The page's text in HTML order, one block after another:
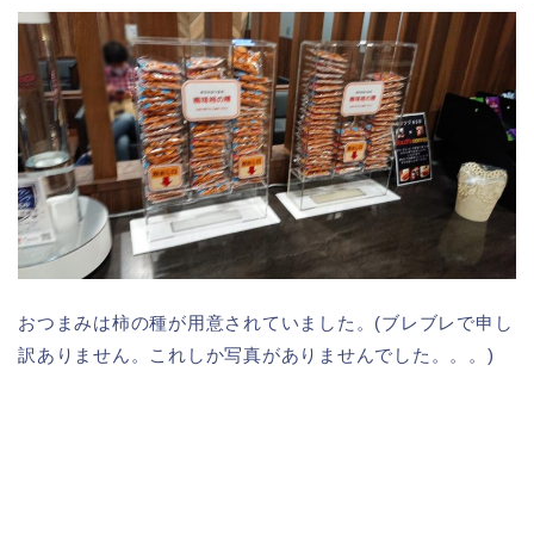
おつまみは柿の種が用意されていました。(ブレブレで申し
訳ありません。これしか写真がありませんでした。。。)